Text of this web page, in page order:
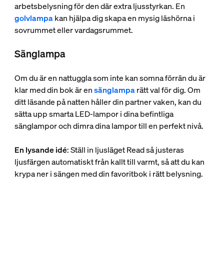
arbetsbelysning för den där extra ljusstyrkan. En
golvlampakan hjälpa dig skapa en mysig läshörna i
sovrummet eller vardagsrummet.
Sänglampa
Om du är en nattuggla som inte kan somna förrän du är
klar med din bok är ensänglamparätt val för dig. Om
ditt läsande på natten håller din partner vaken, kan du
sätta upp smarta LED-lampor i dina befintliga
sänglampor och dimra dina lampor till en perfekt nivå.
En lysande idé: Ställ in ljusläget Read så justeras
ljusfärgen automatiskt från kallt till varmt, så att du kan
krypa ner i sängen med din favoritbok i rätt belysning.